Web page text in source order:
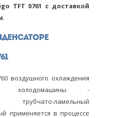
TFT 0761 с доставкой
.
воздушного охлаждения
холодомашины -
трубчато-ламельный
применяется в процессе